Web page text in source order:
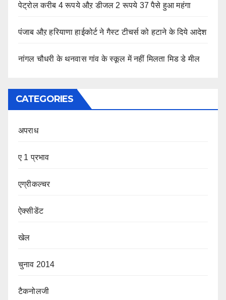
पेट्रोल करीब 4 रूपये औऱ डीजल 2 रूपये 37 पैसे हुआ महंगा
पंजाब औऱ हरियाणा हाईकोर्ट ने गैस्ट टीचर्स को हटाने के दिये आदेश
नांगल चौधरी के थनवास गांव के स्कूल में नहीं मिलता मिड डे मील
CATEGORIES
अपराध
ए 1 प्रभाव
एग्रीकल्चर
ऐक्सीडेंट
खेल
चुनाव 2014
टैकनोलजी